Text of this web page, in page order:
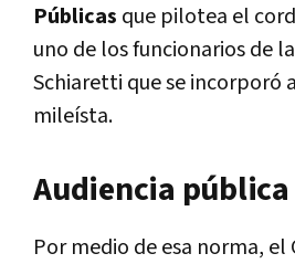
Públicas que pilotea el
uno de los funcionarios de
Schiaretti que se incorporó
mileísta.
Audiencia pública
Por medio de esa norma,